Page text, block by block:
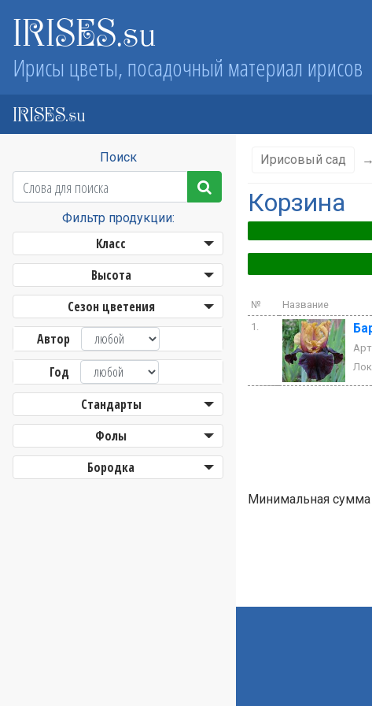
IRISES.su
Ирисы цветы, посадочный материал ирисов
IRISES.su
Поиск
Фильтр продукции:
Класс
Высота
Сезон цветения
Автор
Год
Стандарты
Фолы
Бородка
Ирисовый сад →
Корзина
№ Название
1.
Минимальная сумма